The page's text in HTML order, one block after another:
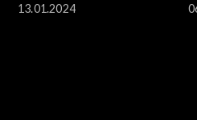
13.01.2024